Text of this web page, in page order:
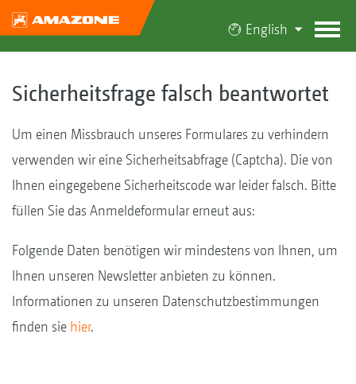
English
Sicherheitsfrage falsch beantwortet
Um einen Missbrauch unseres Formulares zu verhindern
verwenden wir eine Sicherheitsabfrage (Captcha). Die von
Ihnen eingegebene Sicherheitscode war leider falsch. Bitte
füllen Sie das Anmeldeformular erneut aus:
Folgende Daten benötigen wir mindestens von Ihnen, um
Ihnen unseren Newsletter anbieten zu können.
Informationen zu unseren Datenschutzbestimmungen
finden sie hier.